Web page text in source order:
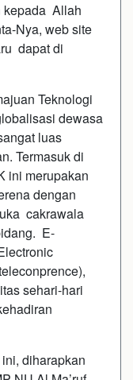
kepada Allah
Nya, web site
dapat di
Teknologi
dewasa
luas
Termasuk di
ini merupakan
dengan
cakrawala
E-
sehari-hari
diharapkan